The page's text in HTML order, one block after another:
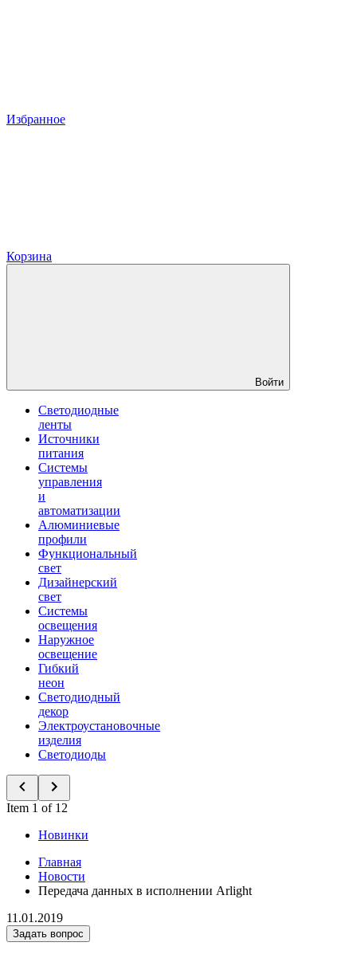
Избранное
Корзина
Войти
Светодиодные
ленты
Источники
питания
Системы
управления
и
автоматизации
Алюминиевые
профили
Функциональный
свет
Дизайнерский
свет
Системы
освещения
Наружное
освещение
Гибкий
неон
Светодиодный
декор
Электроустановочные
изделия
Светодиоды
Item 1 of 12
Новинки
Главная
Новости
Передача данных в исполнении Arlight
11.01.2019
Задать вопрос